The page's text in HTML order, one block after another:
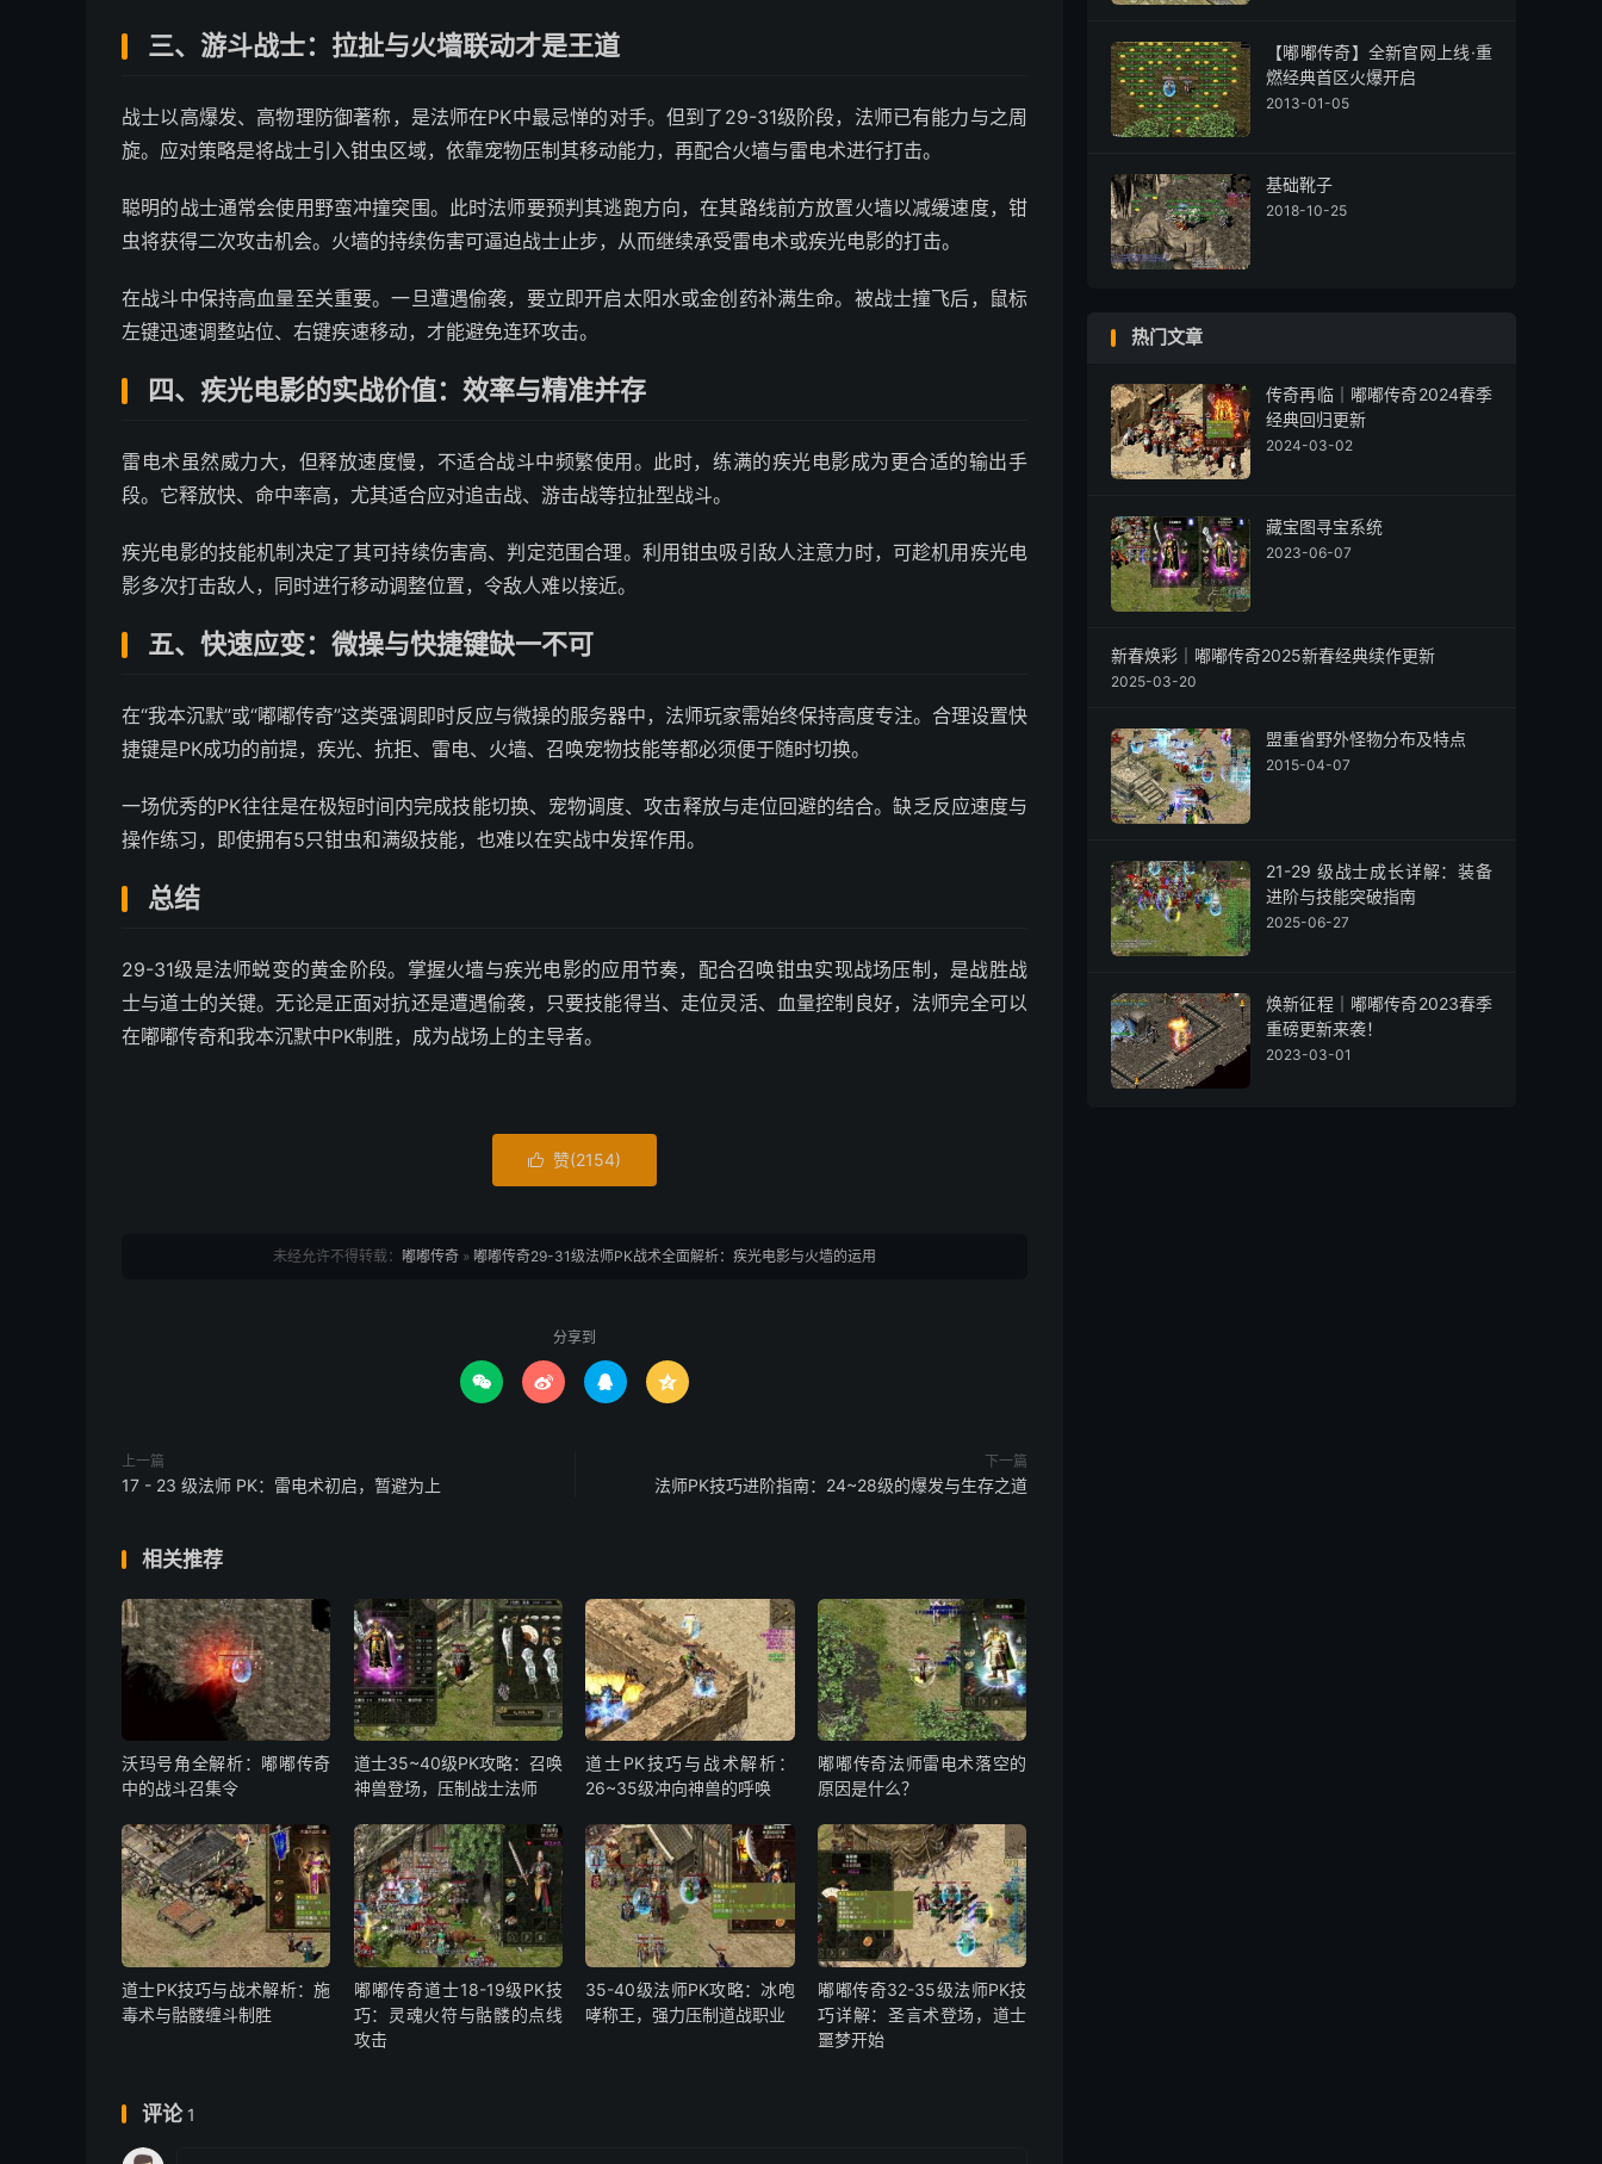
三、游斗战士：拉扯与火墙联动才是王道
战士以高爆发、高物理防御著称，是法师在PK中最忌惮的对手。但到了29-31级阶段，法师已有能力与之周
旋。应对策略是将战士引入钳虫区域，依靠宠物压制其移动能力，再配合火墙与雷电术进行打击。
聪明的战士通常会使用野蛮冲撞突围。此时法师要预判其逃跑方向，在其路线前方放置火墙以减缓速度，钳
虫将获得二次攻击机会。火墙的持续伤害可逼迫战士止步，从而继续承受雷电术或疾光电影的打击。
在战斗中保持高血量至关重要。一旦遭遇偷袭，要立即开启太阳水或金创药补满生命。被战士撞飞后，鼠标
左键迅速调整站位、右键疾速移动，才能避免连环攻击。
四、疾光电影的实战价值：效率与精准并存
雷电术虽然威力大，但释放速度慢，不适合战斗中频繁使用。此时，练满的疾光电影成为更合适的输出手
段。它释放快、命中率高，尤其适合应对追击战、游击战等拉扯型战斗。
疾光电影的技能机制决定了其可持续伤害高、判定范围合理。利用钳虫吸引敌人注意力时，可趁机用疾光电
影多次打击敌人，同时进行移动调整位置，令敌人难以接近。
五、快速应变：微操与快捷键缺一不可
在“我本沉默”或“嘟嘟传奇”这类强调即时反应与微操的服务器中，法师玩家需始终保持高度专注。合理设置快
捷键是PK成功的前提，疾光、抗拒、雷电、火墙、召唤宠物技能等都必须便于随时切换。
一场优秀的PK往往是在极短时间内完成技能切换、宠物调度、攻击释放与走位回避的结合。缺乏反应速度与
操作练习，即使拥有5只钳虫和满级技能，也难以在实战中发挥作用。
总结
29-31级是法师蜕变的黄金阶段。掌握火墙与疾光电影的应用节奏，配合召唤钳虫实现战场压制，是战胜战
士与道士的关键。无论是正面对抗还是遭遇偷袭，只要技能得当、走位灵活、血量控制良好，法师完全可以
在嘟嘟传奇和我本沉默中PK制胜，成为战场上的主导者。
 赞(2154)
未经允许不得转载： 嘟嘟传奇 » 嘟嘟传奇29-31级法师PK战术全面解析：疾光电影与火墙的运用
分享到
   
上一篇
17 - 23 级法师 PK：雷电术初启，暂避为上
下一篇
法师PK技巧进阶指南：24~28级的爆发与生存之道
相关推荐
沃玛号角全解析：嘟嘟传奇
中的战斗召集令
道士35~40级PK攻略：召唤
神兽登场，压制战士法师
道士PK技巧与战术解析：
26~35级冲向神兽的呼唤
嘟嘟传奇法师雷电术落空的
原因是什么？
道士PK技巧与战术解析：施
毒术与骷髅缠斗制胜
嘟嘟传奇道士18-19级PK技
巧：灵魂火符与骷髅的点线
攻击
35-40级法师PK攻略：冰咆
哮称王，强力压制道战职业
嘟嘟传奇32-35级法师PK技
巧详解：圣言术登场，道士
噩梦开始
评论 1
【嘟嘟传奇】全新官网上线·重
燃经典首区火爆开启
2013-01-05
基础靴子
2018-10-25
热门文章
传奇再临｜嘟嘟传奇2024春季
经典回归更新
2024-03-02
藏宝图寻宝系统
2023-06-07
新春焕彩｜嘟嘟传奇2025新春经典续作更新
2025-03-20
盟重省野外怪物分布及特点
2015-04-07
21-29 级战士成长详解：装备
进阶与技能突破指南
2025-06-27
焕新征程｜嘟嘟传奇2023春季
重磅更新来袭！
2023-03-01